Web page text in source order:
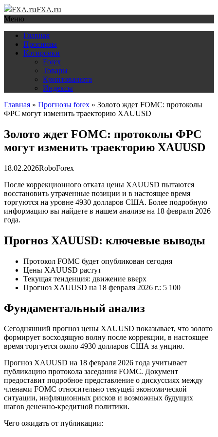
FXA.ru
Меню
Главная
Прогнозы
Котировки
Forex
Товары
Криптовалюта
Индексы
Главная » Прогнозы forex » Золото ждет FOMC: протоколы
ФРС могут изменить траекторию XAUUSD
Золото ждет FOMC: протоколы ФРС
могут изменить траекторию XAUUSD
18.02.2026RoboForex
После коррекционного отката цены XAUUSD пытаются
восстановить утраченные позиции и в настоящее время
торгуются на уровне 4930 долларов США. Более подробную
информацию вы найдете в нашем анализе на 18 февраля 2026
года.
Прогноз XAUUSD: ключевые выводы
Протокол FOMC будет опубликован сегодня
Цены XAUUSD растут
Текущая тенденция: движение вверх
Прогноз XAUUSD на 18 февраля 2026 г.: 5 100
Фундаментальный анализ
Сегодняшний прогноз цены XAUUSD показывает, что золото
формирует восходящую волну после коррекции, в настоящее
время торгуется около 4930 долларов США за унцию.
Прогноз XAUUSD на 18 февраля 2026 года учитывает
публикацию протокола заседания FOMC. Документ
предоставит подробное представление о дискуссиях между
членами FOMC относительно текущей экономической
ситуации, инфляционных рисков и возможных будущих
шагов денежно-кредитной политики.
Чего ожидать от публикации: